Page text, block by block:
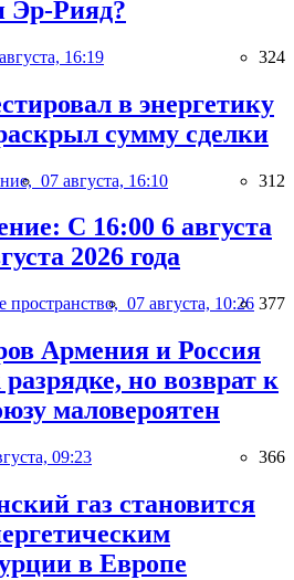
Эр-Рияд?
16:19 324
в энергетику
сумму сделки
07 августа, 16:10 312
С 16:00 6 августа
2026 года
пространство, 07 августа, 10:26 377
Армения и Россия
но возврат к
маловероятен
09:23 366
газ становится
в Европе